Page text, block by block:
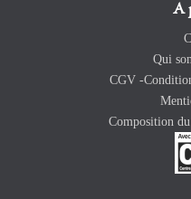
A
Qui
CGV -
Composition